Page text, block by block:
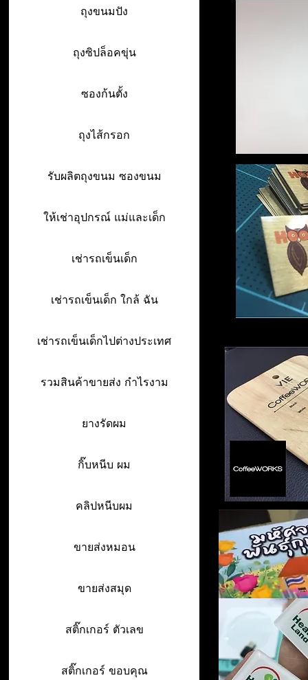
ถุงขนมปัง
ถุงซิปล็อคขุ่น
ซองก้นตั้ง
ถุงไส้กรอก
รับผลิตถุงขนม ซองขนม
ให้เช่าอุปกรณ์ แม่และเด็ก
เช่ารถเข็นเด็ก
เช่ารถเข็นเด็ก ใกล้ ฉัน
เช่ารถเข็นเด็กไปต่างประเทศ
รวมสินค้าขายส่ง กำไรงาม
ยางรัดผม
กิ๊บหนีบ ผม
คลิปหนีบผม
ขายส่งหมอน
ขายส่งสมุด
สติ๊กเกอร์ ตัวเลข
สติ๊กเกอร์ ขอบคุณ